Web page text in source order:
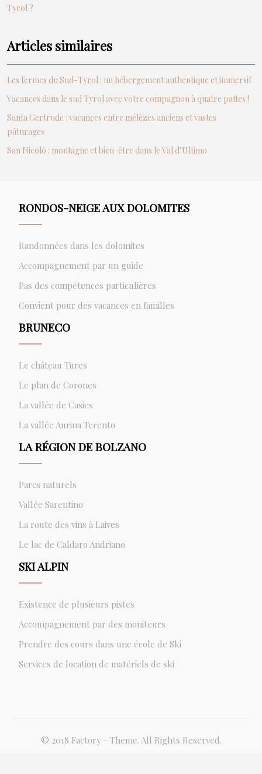
Tyrol ?
Articles similaires
Les fermes du Sud-Tyrol : un hébergement authentique et immersif
Vacances dans le sud Tyrol avec votre compagnon à quatre pattes !
Santa Gertrude : vacances entre mélèzes anciens et vastes
pâturages
San Nicolò : montagne et bien-être dans le Val d’Ultimo
RONDOS-NEIGE AUX DOLOMITES
Randonnées dans les dolomites
Accompagnement par un guide
Pas des compétences particulières
Convient pour des vacances en familles
BRUNECO
Le château Tures
Le plan de Corones
La vallée de Casies
La vallée Aurina Terento
LA RÉGION DE BOLZANO
Parcs naturels
Vallée Sarentino
La route des vins à Laives
Le lac de Caldaro Andriano
SKI ALPIN
Existence de plusieurs pistes
Accompagnement par des moniteurs
Prendre des cours dans une école de Ski
Services de location de matériels de ski
© 2018 Factory - Theme. All Rights Reserved.